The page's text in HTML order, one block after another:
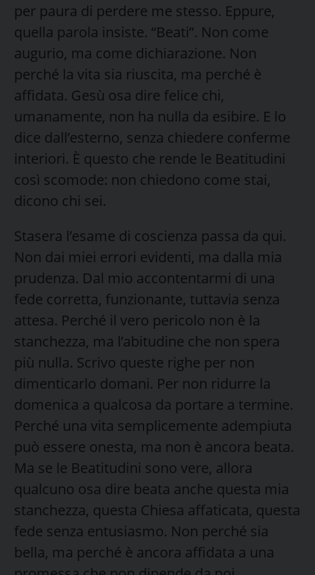
per paura di perdere me stesso. Eppure,
quella parola insiste. “Beati”. Non come
augurio, ma come dichiarazione. Non
perché la vita sia riuscita, ma perché è
affidata. Gesù osa dire felice chi,
umanamente, non ha nulla da esibire. E lo
dice dall’esterno, senza chiedere conferme
interiori. È questo che rende le Beatitudini
così scomode: non chiedono come stai,
dicono chi sei.
Stasera l’esame di coscienza passa da qui.
Non dai miei errori evidenti, ma dalla mia
prudenza. Dal mio accontentarmi di una
fede corretta, funzionante, tuttavia senza
attesa. Perché il vero pericolo non è la
stanchezza, ma l’abitudine che non spera
più nulla. Scrivo queste righe per non
dimenticarlo domani. Per non ridurre la
domenica a qualcosa da portare a termine.
Perché una vita semplicemente adempiuta
può essere onesta, ma non è ancora beata.
Ma se le Beatitudini sono vere, allora
qualcuno osa dire beata anche questa mia
stanchezza, questa Chiesa affaticata, questa
fede senza entusiasmo. Non perché sia
bella, ma perché è ancora affidata a una